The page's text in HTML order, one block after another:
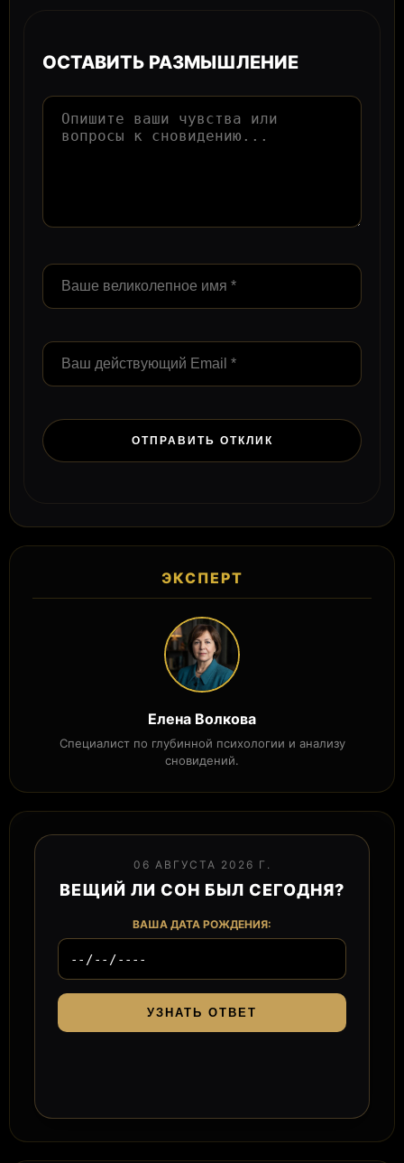
ОСТАВИТЬ РАЗМЫШЛЕНИЕ
ЭКСПЕРТ
Елена Волкова
Специалист по глубинной психологии и анализу
сновидений.
06 АВГУСТА 2026 Г.
ВЕЩИЙ ЛИ СОН БЫЛ СЕГОДНЯ?
ВАША ДАТА РОЖДЕНИЯ:
УЗНАТЬ ОТВЕТ